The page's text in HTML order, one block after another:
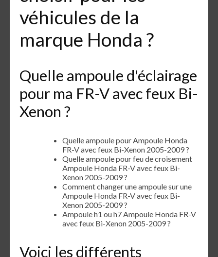
véhicules de la
marque Honda ?
Quelle ampoule d'éclairage
pour ma FR-V avec feux Bi-
Xenon ?
Quelle ampoule pour Ampoule Honda
FR-V avec feux Bi-Xenon 2005-2009 ?
Quelle ampoule pour feu de croisement
Ampoule Honda FR-V avec feux Bi-
Xenon 2005-2009 ?
Comment changer une ampoule sur une
Ampoule Honda FR-V avec feux Bi-
Xenon 2005-2009 ?
Ampoule h1 ou h7 Ampoule Honda FR-V
avec feux Bi-Xenon 2005-2009 ?
Voici les différents